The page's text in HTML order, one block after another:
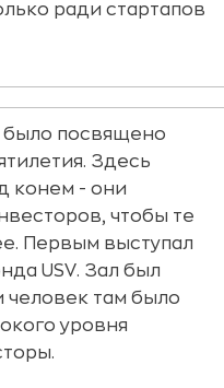
ради стартапов
посвящено
Здесь
конем - они
чтобы те
Первым выступал
USV. Зал был
человек там было
уровня